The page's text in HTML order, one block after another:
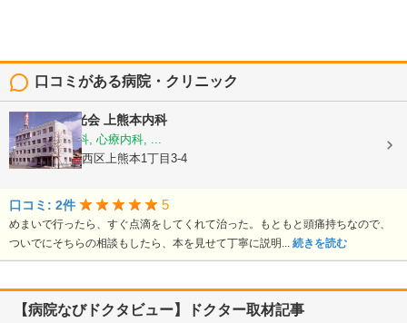
口コミがある病院・クリニック
医療法人陽光会 上熊本内科
内科, 神経内科, 心療内科, ...
熊本県熊本市西区上熊本1丁目3-4
口コミ: 2件 5
めまいで行ったら、すぐ点滴をしてくれて治った。もともと頭痛持ちなので、
ついでにそちらの相談もしたら、本を見せて丁寧に説明... 続きを読む
【病院なびドクタビュー】ドクター取材記事